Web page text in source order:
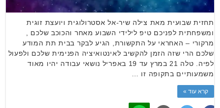
תחזית שבועית מאת צילה שיר-אל אסטרולוגית ויועצת זוגית
ומשפחתית לפניכם טיפ לילידי השבוע מאחר והכוכב שלכם ,
מרקורי – האחראי על התקשורת, הגיע לבקר בבית תת המודע
שלכם הרי שזה הזמן להקשיב לאינטואיציה הפנימית שלכם ולפעול
לפיה. טלה 21 במרץ עד 19 באפריל נושאי עבודה יהיו מאוד
משמעותיים בתקופה זו …
קרא עוד »